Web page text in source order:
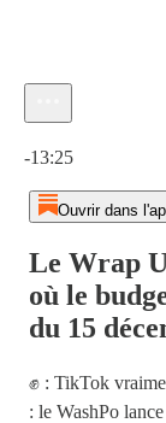
-13:25
Ouvrir dans
Le Wrap
où le
du 15
✊ : TikTok
: le WashPo